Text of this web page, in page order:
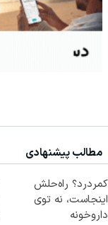
مطالب پیشنهادی
کمردرد؟ راه‌حلش
اینجاست، نه توی
داروخونه